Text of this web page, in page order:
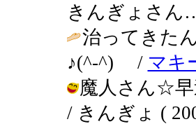
きんぎょさん
治ってきた
♪(^-^) / マキ
魔人さん☆早
/ きんぎょ (